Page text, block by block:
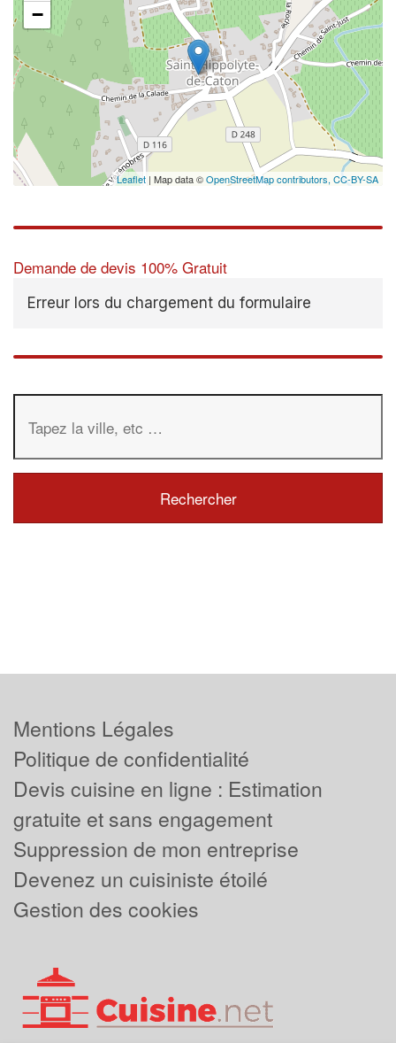
−
Leaflet | Map data ©OpenStreetMap contributors, CC-BY-SA
Demande de devis 100% Gratuit
Erreur lors du chargement du formulaire
Mentions Légales
Politique de confidentialité
Devis cuisine en ligne : Estimation
gratuite et sans engagement
Suppression de mon entreprise
Devenez un cuisiniste étoilé
Gestion des cookies